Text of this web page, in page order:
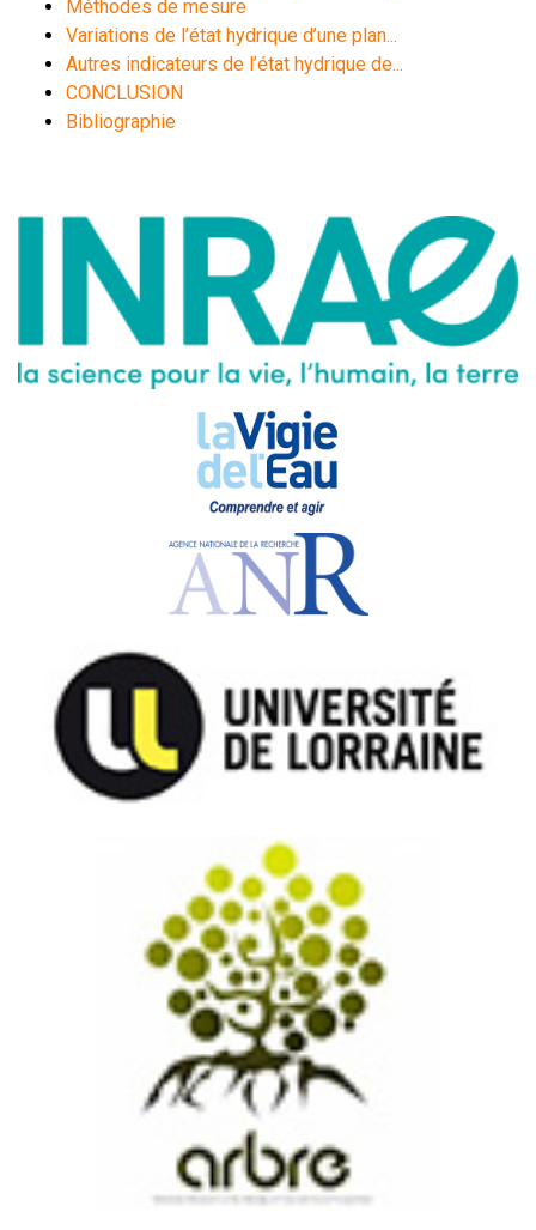
Méthodes de mesure
Variations de l’état hydrique d’une plan...
Autres indicateurs de l’état hydrique de...
CONCLUSION
Bibliographie